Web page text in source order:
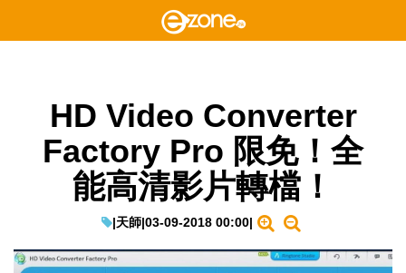
HD Video Converter
Factory Pro 限免！全
能高清影片轉檔！
|天師|03-09-2018 00:00|